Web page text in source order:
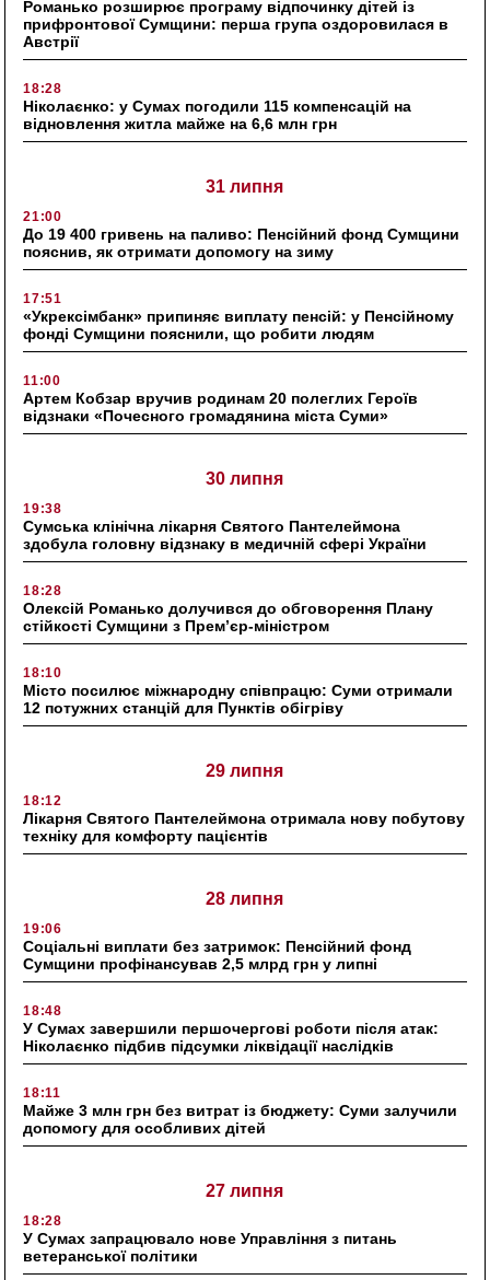
Романько розширює програму відпочинку дітей із
прифронтової Сумщини: перша група оздоровилася в
Австрії
18:28
Ніколаєнко: у Сумах погодили 115 компенсацій на
відновлення житла майже на 6,6 млн грн
31 липня
21:00
До 19 400 гривень на паливо: Пенсійний фонд Сумщини
пояснив, як отримати допомогу на зиму
17:51
«Укрексімбанк» припиняє виплату пенсій: у Пенсійному
фонді Сумщини пояснили, що робити людям
11:00
Артем Кобзар вручив родинам 20 полеглих Героїв
відзнаки «Почесного громадянина міста Суми»
30 липня
19:38
Сумська клінічна лікарня Святого Пантелеймона
здобула головну відзнаку в медичній сфері України
18:28
Олексій Романько долучився до обговорення Плану
стійкості Сумщини з Прем’єр-міністром
18:10
Місто посилює міжнародну співпрацю: Суми отримали
12 потужних станцій для Пунктів обігріву
29 липня
18:12
Лікарня Святого Пантелеймона отримала нову побутову
техніку для комфорту пацієнтів
28 липня
19:06
Соціальні виплати без затримок: Пенсійний фонд
Сумщини профінансував 2,5 млрд грн у липні
18:48
У Сумах завершили першочергові роботи після атак:
Ніколаєнко підбив підсумки ліквідації наслідків
18:11
Майже 3 млн грн без витрат із бюджету: Суми залучили
допомогу для особливих дітей
27 липня
18:28
У Сумах запрацювало нове Управління з питань
ветеранської політики